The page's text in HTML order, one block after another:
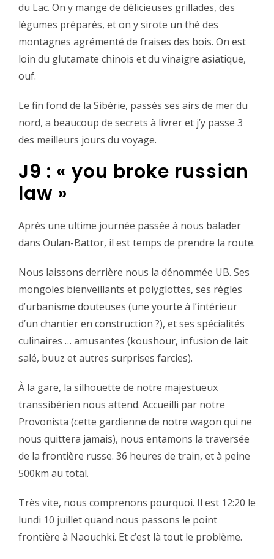
du Lac. On y mange de délicieuses grillades, des
légumes préparés, et on y sirote un thé des
montagnes agrémenté de fraises des bois. On est
loin du glutamate chinois et du vinaigre asiatique,
ouf.‬
‪Le fin fond de la Sibérie, passés ses airs de mer du
nord, a beaucoup de secrets à livrer et j’y passe 3
des meilleurs jours du voyage.‬
J9 : « you broke russian
law‬ »
‪Après une ultime journée passée à nous balader
dans Oulan-Battor, il est temps de prendre la route.‬
‪Nous laissons derrière nous la dénommée UB. Ses
mongoles bienveillants et polyglottes, ses règles
d’urbanisme douteuses (une yourte à l’intérieur
d’un chantier en construction ?), et ses spécialités
culinaires … amusantes (koushour, infusion de lait
salé, buuz et autres surprises farcies).‬
‪À la gare, la silhouette de notre majestueux
transsibérien nous attend. Accueilli par notre
Provonista (cette gardienne de notre wagon qui ne
nous quittera jamais), nous entamons la traversée
de la frontière russe. 36 heures de train, et à peine
500km au total.‬
‪Très vite, nous comprenons pourquoi. Il est 12:20 le
lundi 10 juillet quand nous passons le point
frontière à Naouchki. Et c’est là tout le problème. ‬